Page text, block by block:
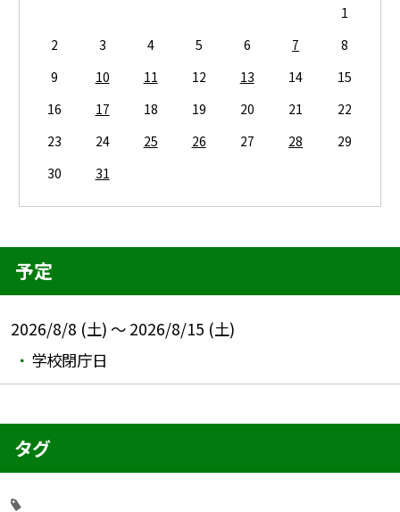
1
2
3 4 5 6 7
8
9
10 11 12 13 14
15
16
17 18 19 20 21
22
23
24 25 26 27 28
29
30
31
予定
2026/8/8 (土) ～ 2026/8/15 (土)
学校閉庁日
タグ